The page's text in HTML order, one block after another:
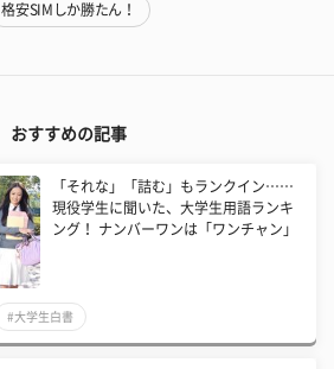
格安SIMしか勝たん！
おすすめの記事
「それな」「詰む」もランクイン……
現役学生に聞いた、大学生用語ランキ
ング！ ナンバーワンは「ワンチャン」
#大学生白書